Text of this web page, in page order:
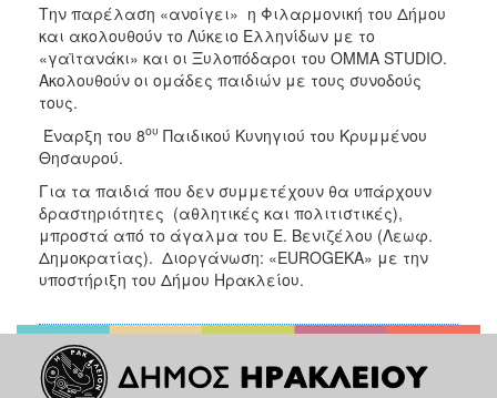
Την παρέλαση «ανοίγει» η Φιλαρμονική του Δήμου
και ακολουθούν το Λύκειο Ελληνίδων με το
«γαϊτανάκι» και οι Ξυλοπόδαροι του ΟΜΜΑ STUDIO.
Ακολουθούν οι ομάδες παιδιών με τους συνοδούς
τους.
Έναρξη του 8ου Παιδικού Κυνηγιού του Κρυμμένου
Θησαυρού.
Για τα παιδιά που δεν συμμετέχουν θα υπάρχουν
δραστηριότητες (αθλητικές και πολιτιστικές),
μπροστά από το άγαλμα του Ε. Βενιζέλου (Λεωφ.
Δημοκρατίας). Διοργάνωση: «EUROGEKA» με την
υποστήριξη του Δήμου Ηρακλείου.